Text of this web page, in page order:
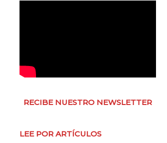
RECIBE NUESTRO NEWSLETTER
LEE POR ARTÍCULOS